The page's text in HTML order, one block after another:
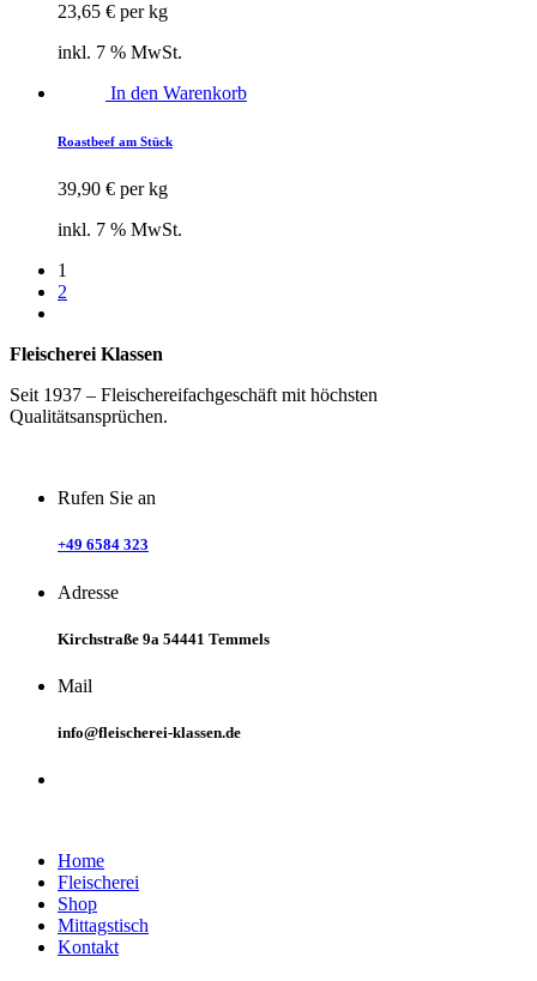
23,65 € per kg
inkl. 7 % MwSt.
In den Warenkorb
Roastbeef am Stück
39,90 € per kg
inkl. 7 % MwSt.
Seitennummerierung
der
Beiträge
1
2
Fleischerei Klassen
Seit 1937‭ ‬‮–‬‭ ‬Fleischereifachgeschäft mit höchsten
Rufen Sie an
+49 6584 323
Adresse
Kirchstraße 9a 54441 Temmels
Mail
info@fleischerei-klassen.de
Home
Fleischerei
Shop
Mittagstisch
Kontakt